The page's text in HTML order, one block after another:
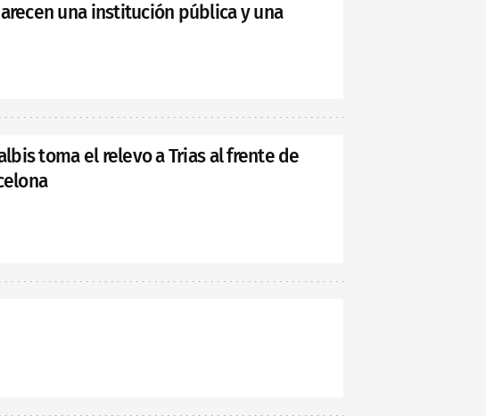
una institución pública y una
toma el relevo a Trias al frente de